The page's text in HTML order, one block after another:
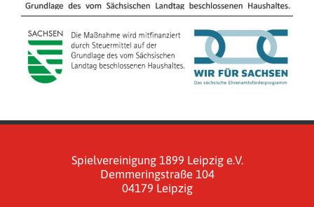
Spielvereinigung 1899 Leipzig e.V.
Demmeringstraße 104
04179 Leipzig